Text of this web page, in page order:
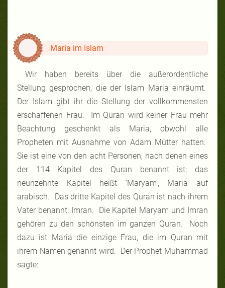
Maria im Islam
Wir haben bereits über die außerordentliche
Stellung gesprochen, die der Islam Maria einräumt.
Der Islam gibt ihr die Stellung der vollkommensten
erschaffenen Frau. Im Quran wird keiner Frau mehr
Beachtung geschenkt als Maria, obwohl alle
Propheten mit Ausnahme von Adam Mütter hatten.
Sie ist eine von den acht Personen, nach denen eines
der 114 Kapitel des Quran benannt ist; das
neunzehnte Kapitel heißt ‘Maryam’, Maria auf
arabisch. Das dritte Kapitel des Quran ist nach ihrem
Vater benannt: Imran. Die Kapitel Maryam und Imran
gehören zu den schönsten im ganzen Quran. Noch
dazu ist Maria die einzige Frau, die im Quran mit
ihrem Namen genannt wird. Der Prophet Muhammad
sagte: